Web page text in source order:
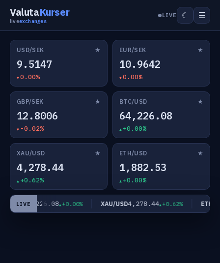
ValutaKurser
liveexchanges
LIVE ☾ ☰
USD/SEK ★
9.5147
0.00%
EUR/SEK ★
10.9642
0.00%
GBP/SEK ★
12.8006
-0.02%
BTC/USD ★
64,226.08
+0.00%
XAU/USD ★
4,278.44
+0.62%
ETH/USD ★
1,882.53
+0.00%
LIVE
USD64,226.08 +0.00% XAU/USD4,278.44 +0.62% ETH/